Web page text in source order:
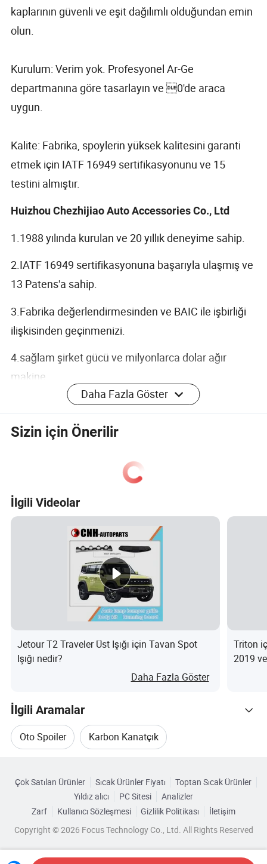
kaplarının güvenli ve eşit dağılımlı olduğundan emin
olun.
Kurulum: Verim yok. Profesyonel Ar-Ge
departmanına göre tasarlayın ve 0'de araca
uygun.
Kalite: Fabrika, spoylerin yüksek kalitesini garanti
etmek için IATF 16949 sertifikasyonunu ve 15
testini almıştır.
Huizhou Chezhijiao Auto Accessories Co., Ltd
1.1988 yılında kurulan ve 20 yıllık deneyime sahip.
2.IATF 16949 sertifikasyonuna başarıyla ulaşmış ve
13 Patens'a sahip.
3.Fabrika değerlendirmesinden ve BAIC ile işbirliği
ilişkisinden geçinmenizi.
4.sağlam şirket gücü ve milyonlarca dolar ağır
makine.
5. 26863 üretim bölümü ve 5 depo olan 8
metrekarelik bir arazi alanı kaplar.
Geliştirme alanında uzman bir hizmet sağlamak.
7.ürünlerin uluslararası standartlar ve gereksinimler
tarafından belirtilen gerekliliklere uygun olduğundan
emin olmak için en son test yöntemlerine uygun
olarak tüm süreçler üzerinde sıkı kontrol.
1.Müşterilerle nakliye ücretini görüşecek ve en iyi
seçeneği seçeceğiz. Sonra sevkıyatlarına yardımcı
olun.
2.Ayrıca, müşterilerimizle işbirliği yapan ve
müşterilerimizden onay alan taşıyıcı firma
3.genellikle, yüksek miktarda ürün için FOB
Daha Fazla Göster
Sizin için Önerilir
İlgili Videolar
Jetour T2 Traveler Üst Işığı için Tavan Spot
Işığı nedir?
Daha Fazla Göster
Triton
2019
İlgili Aramalar
Oto Spoiler Karbon Kanatçık
Tampon Spoiler Bmw Kanadı
Çok Satılan Ürünler Sıcak Ürünler Fiyatı
Toptan Sıcak Ürünler
Yıldız alıcı
PC Sitesi
Analizler
Zarf
Kullanıcı Sözleşmesi Gizlilik Politikası
İletişim
Copyright © 2026 Focus Technology Co., Ltd. All Rights Reserved